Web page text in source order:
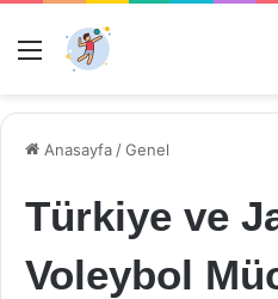
Menü
Anasayfa /Genel
Türkiye ve
Voleybol